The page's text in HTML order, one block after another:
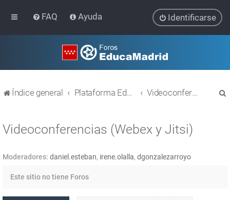
FAQ Ayuda Identificarse
Índice general Plataforma Educativa EducaMadrid Videoconferencias (Webex y Jitsi)
Videoconferencias (Webex y Jitsi)
Moderadores: daniel.esteban, irene.olalla, dgonzalezarroyo
Este sitio no tiene Foros